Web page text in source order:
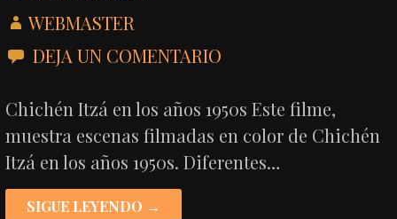
WEBMASTER
DEJA UN COMENTARIO
Chichén Itzá en los años 1950s Este filme,
muestra escenas filmadas en color de Chichén
Itzá en los años 1950s. Diferentes…
SIGUE LEYENDO →